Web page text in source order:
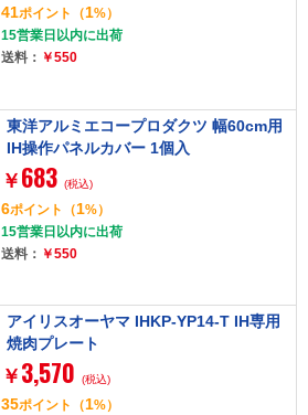
41ポイント （1%）
15営業日以内に出荷
送料： ￥550
東洋アルミエコープロダクツ 幅60cm用
IH操作パネルカバー 1個入
￥ 683 (税込)
6ポイント （1%）
15営業日以内に出荷
送料： ￥550
アイリスオーヤマ IHKP-YP14-T IH専用
焼肉プレート
￥ 3,570 (税込)
35ポイント （1%）